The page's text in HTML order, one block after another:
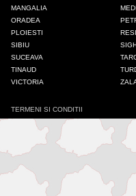
Cluj-Napoca
Colonia
MANGALIA
ORADEA
PLOIESTI
SIBIU
SUCEAVA
TINAUD
VICTORIA
TERMENI SI CONDITII